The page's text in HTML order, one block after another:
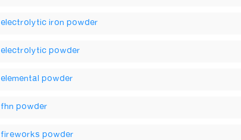
electrolytic iron powder
electrolytic powder
elemental powder
fhn powder
fireworks powder